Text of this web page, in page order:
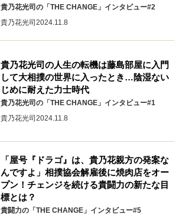
貴乃花光司の「THE CHANGE」インタビュー#2
貴乃花光司 2024.11.8
貴乃花光司の人生の転機は藤島部屋に入門
して大相撲の世界に入ったとき…陰湿ない
じめに耐えた力士時代
貴乃花光司の「THE CHANGE」インタビュー#1
貴乃花光司2024.11.8
「屋号『ドラゴ』は、貴乃花親方の発案な
んですよ」相撲協会解雇後に焼肉店をオー
プン！チェンジを続ける貴闘力の新たな目
標とは？
貴闘力の「THE CHANGE」インタビュー#5